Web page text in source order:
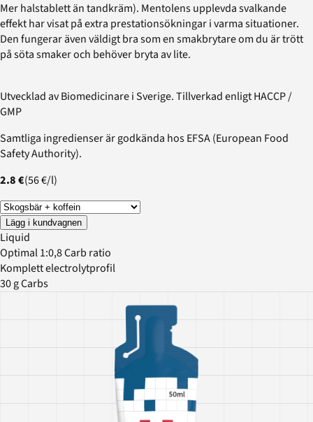
Mer halstablett än tandkräm). Mentolens upplevda svalkande
effekt har visat på extra prestationsökningar i varma situationer.
Den fungerar även väldigt bra som en smakbrytare om du är trött
på söta smaker och behöver bryta av lite.
Utvecklad av Biomedicinare i Sverige. Tillverkad enligt HACCP /
GMP
Samtliga ingredienser är godkända hos EFSA (European Food
Safety Authority).
2.8 €(56 €/l)
Lägg i kundvagnen
Liquid
Optimal 1:0,8 Carb ratio
Komplett electrolytprofil
30 g Carbs